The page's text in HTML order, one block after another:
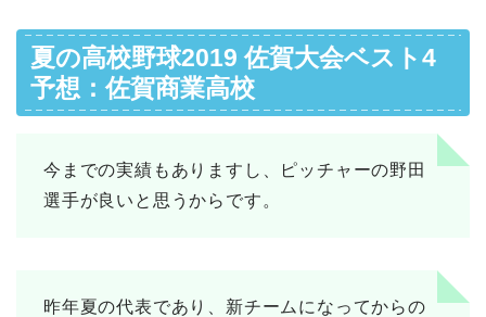
夏の高校野球2019 佐賀大会ベスト4
予想：佐賀商業高校
今までの実績もありますし、ピッチャーの野田
選手が良いと思うからです。
昨年夏の代表であり、新チームになってからの